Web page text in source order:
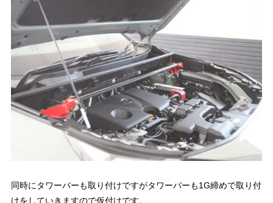
同時にタワーバーも取り付けですがタワーバーも1G締めで取り付
けをしていきますので仮付けです。